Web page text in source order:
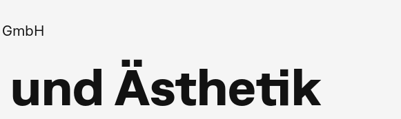
und Ästhetik